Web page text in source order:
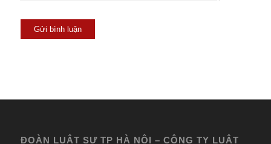
ĐOÀN LUẬT SƯ TP HÀ NỘI – CÔNG TY LUẬT